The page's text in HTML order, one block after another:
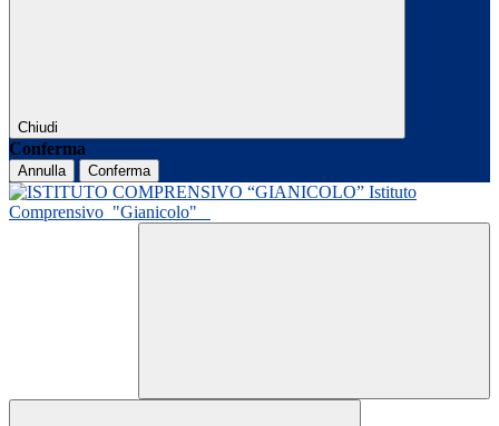
Chiudi
Conferma
Annulla Conferma
Istituto
Comprensivo "Gianicolo"